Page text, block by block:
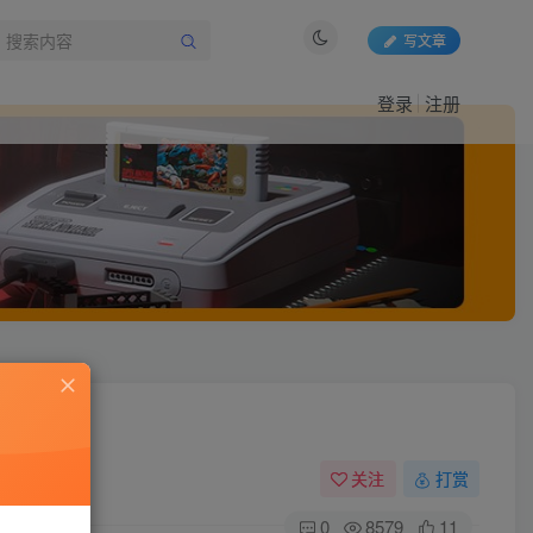
写文章
登录 注册
关注 打赏
0 8579 11